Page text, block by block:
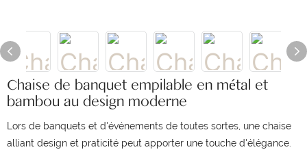
Chaise de banquet empilable en métal et
bambou au design moderne
Lors de banquets et d'événements de toutes sortes, une chaise
alliant design et praticité peut apporter une touche d'élégance.